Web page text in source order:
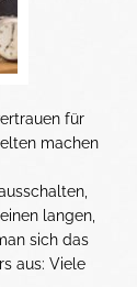
für
machen
langen,
sich das
aus: Viele